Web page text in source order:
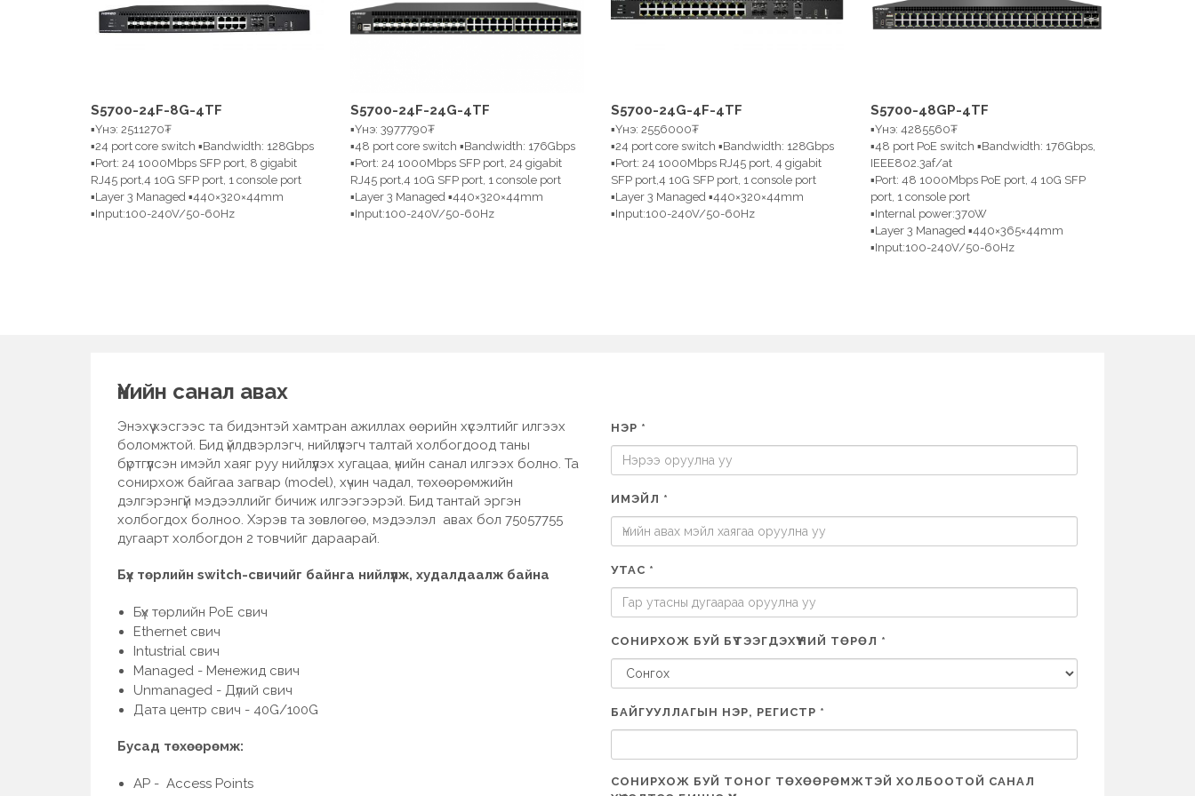
S5700-24F-8G-4TF
▪Үнэ: 2511270₮
▪24 port core switch ▪Bandwidth: 128Gbps
▪Port: 24 1000Mbps SFP port, 8 gigabit
RJ45 port,4 10G SFP port, 1 console port
▪Layer 3 Managed ▪440×320×44mm
▪Input:100-240V/50-60Hz
S5700-24F-24G-4TF
▪Үнэ: 3977790₮
▪48 port core switch ▪Bandwidth: 176Gbps
▪Port: 24 1000Mbps SFP port, 24 gigabit
RJ45 port,4 10G SFP port, 1 console port
▪Layer 3 Managed ▪440×320×44mm
▪Input:100-240V/50-60Hz
S5700-24G-4F-4TF
▪Үнэ: 2556000₮
▪24 port core switch ▪Bandwidth: 128Gbps
▪Port: 24 1000Mbps RJ45 port, 4 gigabit
SFP port,4 10G SFP port, 1 console port
▪Layer 3 Managed ▪440×320×44mm
▪Input:100-240V/50-60Hz
S5700-48GP-4TF
▪Үнэ: 4285560₮
▪48 port PoE switch ▪Bandwidth: 176Gbps,
IEEE802.3af/at
▪Port: 48 1000Mbps PoE port, 4 10G SFP
port, 1 console port
▪Internal power:370W
▪Layer 3 Managed ▪440×365×44mm
▪Input:100-240V/50-60Hz
Үнийн санал авах
Энэхүү хэсгээс та бидэнтэй хамтран ажиллах өөрийн хүсэлтийг илгээх
боломжтой. Бид үйлдвэрлэгч, нийлүүлэгч талтай холбогдоод таны
бүртгүүлсэн имэйл хаяг руу нийлүүлэх хугацаа, үнийн санал илгээх болно. Та
сонирхож байгаа загвар (model), хүчин чадал, төхөөрөмжийн
дэлгэрэнгүй мэдээллийг бичиж илгээгээрэй. Бид тантай эргэн
холбогдох болноо. Хэрэв та зөвлөгөө, мэдээлэл авах бол 75057755
дугаарт холбогдон 2 товчийг дараарай.
Бүх төрлийн switch-свичийг байнга нийлүүлж, худалдаалж байна
Бүх төрлийн PoE свич
Ethernet свич
Intustrial свич
Managed - Менежид свич
Unmanaged - Дүлий свич
Дата центр свич - 40G/100G
Бусад төхөөрөмж:
AP - Access Points
НЭР *
ИМЭЙЛ *
УТАС *
СОНИРХОЖ БУЙ БҮТЭЭГДЭХҮҮНИЙ ТӨРӨЛ *
БАЙГУУЛЛАГЫН НЭР, РЕГИСТР *
СОНИРХОЖ БУЙ ТОНОГ ТӨХӨӨРӨМЖТЭЙ ХОЛБООТОЙ САНАЛ